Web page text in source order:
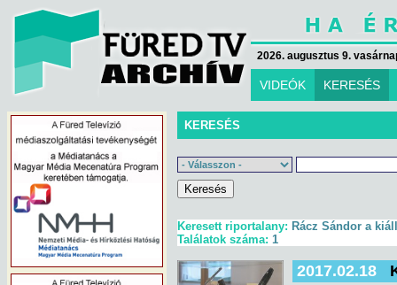
2026. augusztus 9.
VIDEÓK KERESÉS
KERESÉS
Keresett riportalany: Rácz Sándor a
Találatok száma: 1
2017.02.18